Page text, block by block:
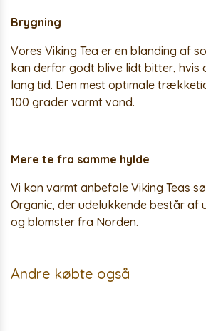
Brygning
Vores Viking Tea er en blanding af
kan derfor godt blive lidt bitter,
lang tid. Den mest optimale
100 grader varmt vand.
Mere te fra samme hylde
Vi kan varmt anbefale Viking Teas
Organic, der udelukkende består
og blomster fra Norden.
Andre købte også